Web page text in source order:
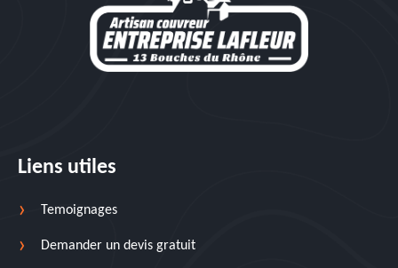
Liens utiles
Temoignages
Demander un devis gratuit